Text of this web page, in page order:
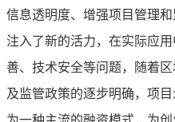
信息透明度、增强项目管理
注入了新的活力，在实际应
善、技术安全等问题，随着
及监管政策的逐步明确，项